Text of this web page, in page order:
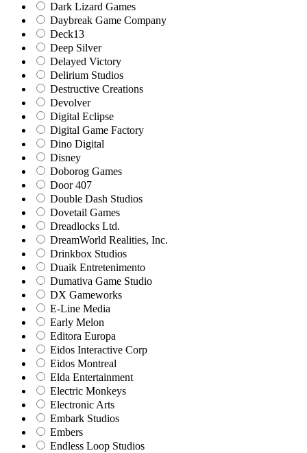
Dark Lizard Games
Daybreak Game Company
Deck13
Deep Silver
Delayed Victory
Delirium Studios
Destructive Creations
Devolver
Digital Eclipse
Digital Game Factory
Dino Digital
Disney
Doborog Games
Door 407
Double Dash Studios
Dovetail Games
Dreadlocks Ltd.
DreamWorld Realities, Inc.
Drinkbox Studios
Duaik Entretenimento
Dumativa Game Studio
DX Gameworks
E-Line Media
Early Melon
Editora Europa
Eidos Interactive Corp
Eidos Montreal
Elda Entertainment
Electric Monkeys
Electronic Arts
Embark Studios
Embers
Endless Loop Studios